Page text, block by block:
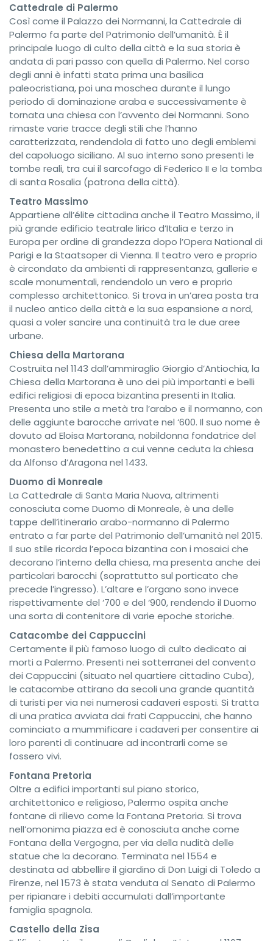
Cattedrale di Palermo
Così come il Palazzo dei Normanni, la Cattedrale di
Palermo fa parte del Patrimonio dell’umanità. È il
principale luogo di culto della città e la sua storia è
andata di pari passo con quella di Palermo. Nel corso
degli anni è infatti stata prima una basilica
paleocristiana, poi una moschea durante il lungo
periodo di dominazione araba e successivamente è
tornata una chiesa con l’avvento dei Normanni. Sono
rimaste varie tracce degli stili che l’hanno
caratterizzata, rendendola di fatto uno degli emblemi
del capoluogo siciliano. Al suo interno sono presenti le
tombe reali, tra cui il sarcofago di Federico II e la tomba
di santa Rosalia (patrona della città).
Teatro Massimo
Appartiene all’élite cittadina anche il Teatro Massimo, il
più grande edificio teatrale lirico d’Italia e terzo in
Europa per ordine di grandezza dopo l’Opera National di
Parigi e la Staatsoper di Vienna. Il teatro vero e proprio
è circondato da ambienti di rappresentanza, gallerie e
scale monumentali, rendendolo un vero e proprio
complesso architettonico. Si trova in un’area posta tra
il nucleo antico della città e la sua espansione a nord,
quasi a voler sancire una continuità tra le due aree
urbane.
Chiesa della Martorana
Costruita nel 1143 dall’ammiraglio Giorgio d’Antiochia, la
Chiesa della Martorana è uno dei più importanti e belli
edifici religiosi di epoca bizantina presenti in Italia.
Presenta uno stile a metà tra l’arabo e il normanno, con
delle aggiunte barocche arrivate nel ‘600. Il suo nome è
dovuto ad Eloisa Martorana, nobildonna fondatrice del
monastero benedettino a cui venne ceduta la chiesa
da Alfonso d’Aragona nel 1433.
Duomo di Monreale
La Cattedrale di Santa Maria Nuova, altrimenti
conosciuta come Duomo di Monreale, è una delle
tappe dell’itinerario arabo-normanno di Palermo
entrato a far parte del Patrimonio dell’umanità nel 2015.
Il suo stile ricorda l’epoca bizantina con i mosaici che
decorano l’interno della chiesa, ma presenta anche dei
particolari barocchi (soprattutto sul porticato che
precede l’ingresso). L’altare e l’organo sono invece
rispettivamente del ‘700 e del ‘900, rendendo il Duomo
una sorta di contenitore di varie epoche storiche.
Catacombe dei Cappuccini
Certamente il più famoso luogo di culto dedicato ai
morti a Palermo. Presenti nei sotterranei del convento
dei Cappuccini (situato nel quartiere cittadino Cuba),
le catacombe attirano da secoli una grande quantità
di turisti per via nei numerosi cadaveri esposti. Si tratta
di una pratica avviata dai frati Cappuccini, che hanno
cominciato a mummificare i cadaveri per consentire ai
loro parenti di continuare ad incontrarli come se
fossero vivi.
Fontana Pretoria
Oltre a edifici importanti sul piano storico,
architettonico e religioso, Palermo ospita anche
fontane di rilievo come la Fontana Pretoria. Si trova
nell’omonima piazza ed è conosciuta anche come
Fontana della Vergogna, per via della nudità delle
statue che la decorano. Terminata nel 1554 e
destinata ad abbellire il giardino di Don Luigi di Toledo a
Firenze, nel 1573 è stata venduta al Senato di Palermo
per ripianare i debiti accumulati dall’importante
famiglia spagnola.
Castello della Zisa